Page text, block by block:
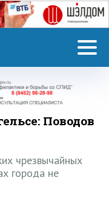
Поводов
чрезвычайных
города не